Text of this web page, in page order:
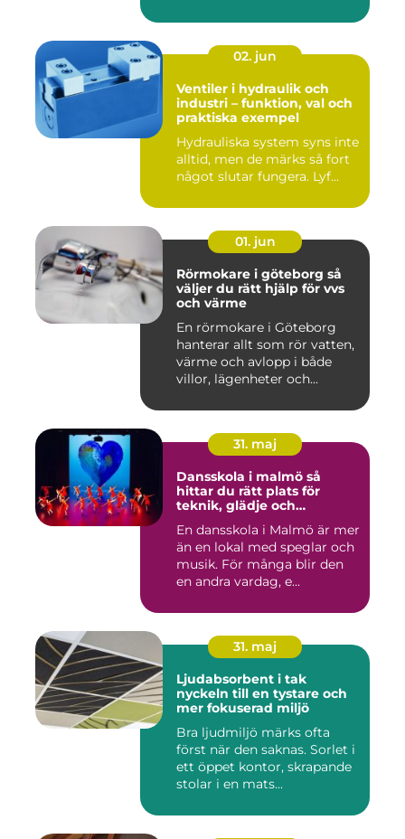
02. jun
Ventiler i hydraulik och
industri – funktion, val och
praktiska exempel
Hydrauliska system syns inte
alltid, men de märks så fort
något slutar fungera. Lyf...
01. jun
Rörmokare i göteborg så
väljer du rätt hjälp för vvs
och värme
En rörmokare i Göteborg
hanterar allt som rör vatten,
värme och avlopp i både
villor, lägenheter och...
31. maj
Dansskola i malmö så
hittar du rätt plats för
teknik, glädje och
En dansskola i Malmö är mer
än en lokal med speglar och
musik. För många blir den
en andra vardag, e...
31. maj
Ljudabsorbent i tak
nyckeln till en tystare och
mer fokuserad miljö
Bra ljudmiljö märks ofta
först när den saknas. Sorlet i
ett öppet kontor, skrapande
stolar i en mats...